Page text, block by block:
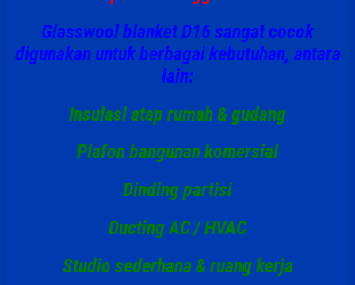
Glasswool blanket D16 sangat cocok
digunakan untuk berbagai kebutuhan, antara
lain:
Insulasi atap rumah & gudang
Plafon bangunan komersial
Dinding partisi
Ducting AC / HVAC
Studio sederhana & ruang kerja